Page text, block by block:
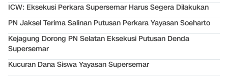
ICW: Eksekusi Perkara Supersemar Harus Segera Dilakukan
PN Jaksel Terima Salinan Putusan Perkara Yayasan Soeharto
Kejagung Dorong PN Selatan Eksekusi Putusan Denda
Supersemar
Kucuran Dana Siswa Yayasan Supersemar